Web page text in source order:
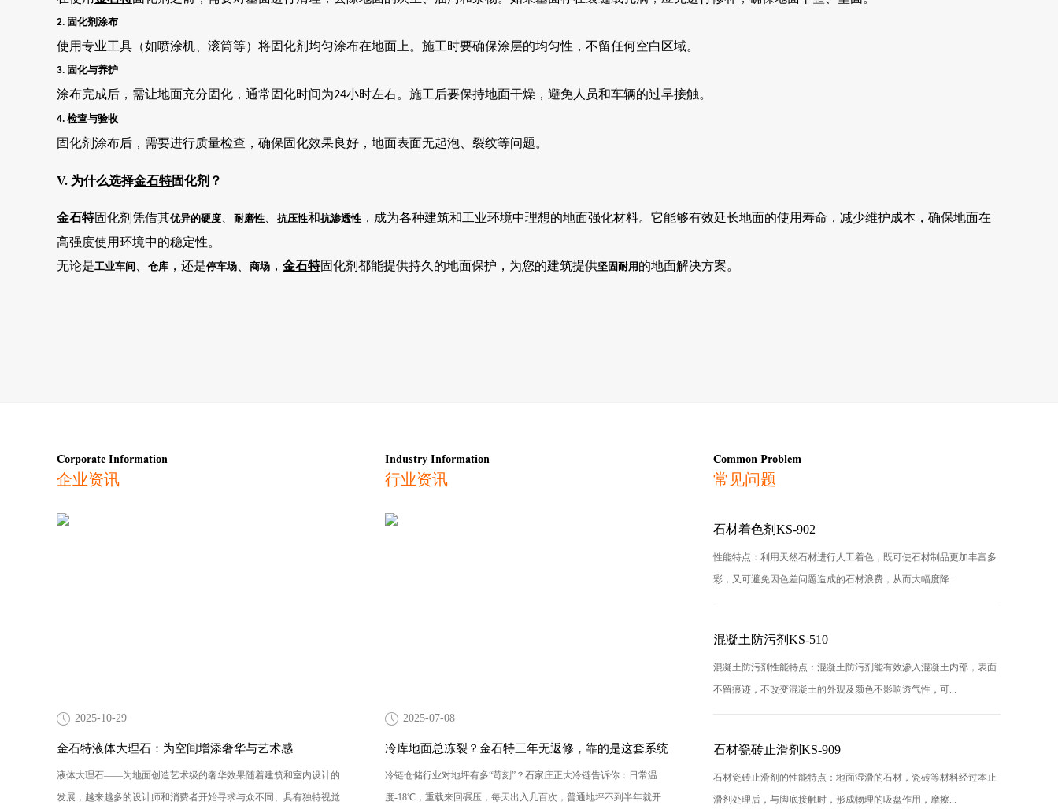
2. 固化剂涂布
使用专业工具（如喷涂机、滚筒等）将固化剂均匀涂布在地面上。施工时要确保涂层的均匀性，不留任何空白区域。
3. 固化与养护
涂布完成后，需让地面充分固化，通常固化时间为24小时左右。施工后要保持地面干燥，避免人员和车辆的过早接触。
4. 检查与验收
固化剂涂布后，需要进行质量检查，确保固化效果良好，地面表面无起泡、裂纹等问题。
V. 为什么选择金石特固化剂？
金石特固化剂凭借其优异的硬度 耐磨性 抗压性和抗渗透性 ，成为各种建筑和工业环境中理想的地面强化材料。它能够有效延长地面的使用寿命，减少维护成本，确保地面在
高强度使用环境中的稳定性。
无论是工业车间 仓库 ，还是停车场 商场 ， 金石特固化剂都能提供持久的地面保护，为您的建筑提供坚固耐用 的地面解决方案。
Corporate Information
企业资讯
2025-10-29
金石特液体大理石：为空间增添奢华与艺术感
液体大理石——为地面创造艺术级的奢华效果随着建筑和室内设计的
发展，越来越多的设计师和消费者开始寻求与众不同、具有独特视觉
Industry Information
行业资讯
2025-07-08
冷库地面总冻裂？金石特三年无返修，靠的是这套系统
冷链仓储行业对地坪有多“苛刻”？石家庄正大冷链告诉你：日常温
度-18℃，重载来回碾压，每天出入几百次，普通地坪不到半年就开
Common Problem
常见问题
石材着色剂KS-902
性能特点：利用天然石材进行人工着色，既可使石材制品更加丰富多
彩，又可避免因色差问题造成的石材浪费，从而大幅度降...
混凝土防污剂KS-510
混凝土防污剂性能特点：混凝土防污剂能有效渗入混凝土内部，表面
不留痕迹，不改变混凝土的外观及颜色不影响透气性，可...
石材瓷砖止滑剂KS-909
石材瓷砖止滑剂的性能特点：地面湿滑的石材，瓷砖等材料经过本止
滑剂处理后，与脚底接触时，形成物理的吸盘作用，摩擦...